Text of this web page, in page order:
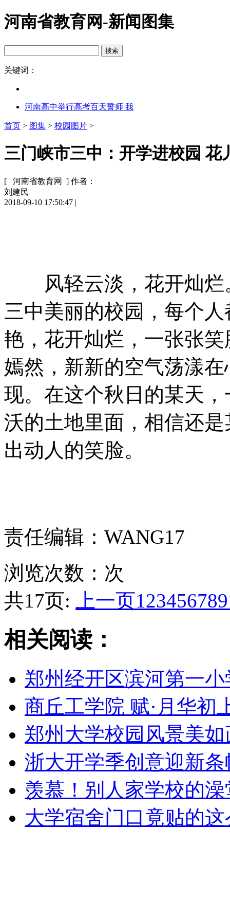
河南省教育网-新闻图集
关键词：
河南高中举行高考百天誓师 我
首页 > 图集 > 校园图片 >
三门峡市三中：开学进校园 花
[ 河南省教育网 ] 作者：
刘建民
2018-09-10 17:50:47 |
风轻云淡，花开灿烂
三中美丽的校园，每个
艳，花开灿烂，一张张
嫣然，新新的空气荡漾
现。在这个秋日的某天
沃的土地里面，相信还
出动人的笑脸。
责任编辑：WANG17
浏览次数： 次
共17页:
上一页123456789
相关阅读：
郑州经开区滨河第一
商丘工学院 赋·月华初
郑州大学校园风景美如
浙大开学季创意迎新条
羡慕！别人家学校的
大学宿舍门口竟贴的